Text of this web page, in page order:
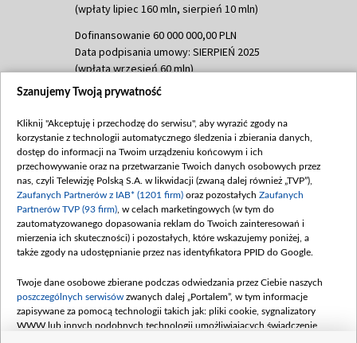
(wpłaty lipiec 160 mln, sierpień 10 mln)
Dofinansowanie 60 000 000,00 PLN
Data podpisania umowy: SIERPIEŃ 2025
(wpłata wrzesień 60 mln)
Dofinansowanie 635 783 051,21 PLN
(wpłata wrzesień 100 mln, październik 350
mln, listopad 265 mln)
Dofinansowanie 48 862 000,00 PLN
Data podpisania umowy: GRUDZIEŃ 2025
(wpłata grudzień 60,548 mln)
Dofinansowanie 900 000 000,00 PLN
Data podpisania umowy: LUTY 2026 (wpłata
kwiecień 180 mln, 7 maja 180 mln, 8
czerwca 90 mln)
Dofinansowanie 250 000 000,00 PLN
Szanujemy Twoją prywatność
Kliknij "Akceptuję i przechodzę do serwisu", aby wyrazić zgody na
korzystanie z technologii automatycznego śledzenia i zbierania danych,
dostęp do informacji na Twoim urządzeniu końcowym i ich
przechowywanie oraz na przetwarzanie Twoich danych osobowych przez
nas, czyli Telewizję Polską S.A. w likwidacji (zwaną dalej również „TVP”),
Zaufanych Partnerów z IAB* (1201 firm) oraz pozostałych Zaufanych
Partnerów TVP (93 firm) , w celach marketingowych (w tym do
zautomatyzowanego dopasowania reklam do Twoich zainteresowań i
mierzenia ich skuteczności) i pozostałych, które wskazujemy poniżej, a
także zgody na udostępnianie przez nas identyfikatora PPID do Google.
Twoje dane osobowe zbierane podczas odwiedzania przez Ciebie naszych
poszczególnych serwisów zwanych dalej „Portalem”, w tym informacje
zapisywane za pomocą technologii takich jak: pliki cookie, sygnalizatory
WWW lub innych podobnych technologii umożliwiających świadczenie